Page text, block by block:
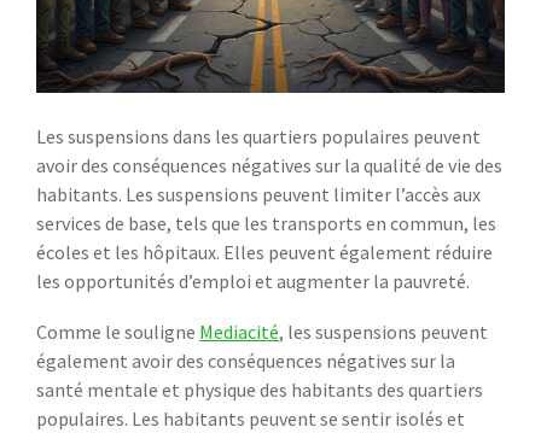
Les suspensions dans les quartiers populaires peuvent
avoir des conséquences négatives sur la qualité de vie des
habitants. Les suspensions peuvent limiter l’accès aux
services de base, tels que les transports en commun, les
écoles et les hôpitaux. Elles peuvent également réduire
les opportunités d’emploi et augmenter la pauvreté.
Comme le souligne Mediacité, les suspensions peuvent
également avoir des conséquences négatives sur la
santé mentale et physique des habitants des quartiers
populaires. Les habitants peuvent se sentir isolés et